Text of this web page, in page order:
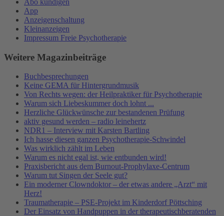
App
Anzeigenschaltung
Kleinanzeigen
Impressum Freie Psychotherapie
Weitere Magazinbeiträge
Buchbesprechungen
Keine GEMA für Hintergrundmusik
Von Rechts wegen: der Heilpraktiker für Psychotherapie
Warum sich Liebeskummer doch lohnt ...
Herzliche Glückwünsche zur bestandenen Prüfung
aktiv gesund werden – radio leinehertz
NDR1 – Interview mit Karsten Bartling
Ich hasse diesen ganzen Psychotherapie-Schwindel
Was wirklich zählt im Leben
Warum es nicht egal ist, wie entbunden wird!
Praxisbericht aus dem Burnout-Prophylaxe-Centrum
Warum tut Singen der Seele gut?
Ein moderner Clowndoktor – der etwas andere „Arzt“ mit
Herz!
Traumatherapie – PSE-Projekt im Kinderdorf Pöttsching
Der Einsatz von Handpuppen in der therapeutischberatenden